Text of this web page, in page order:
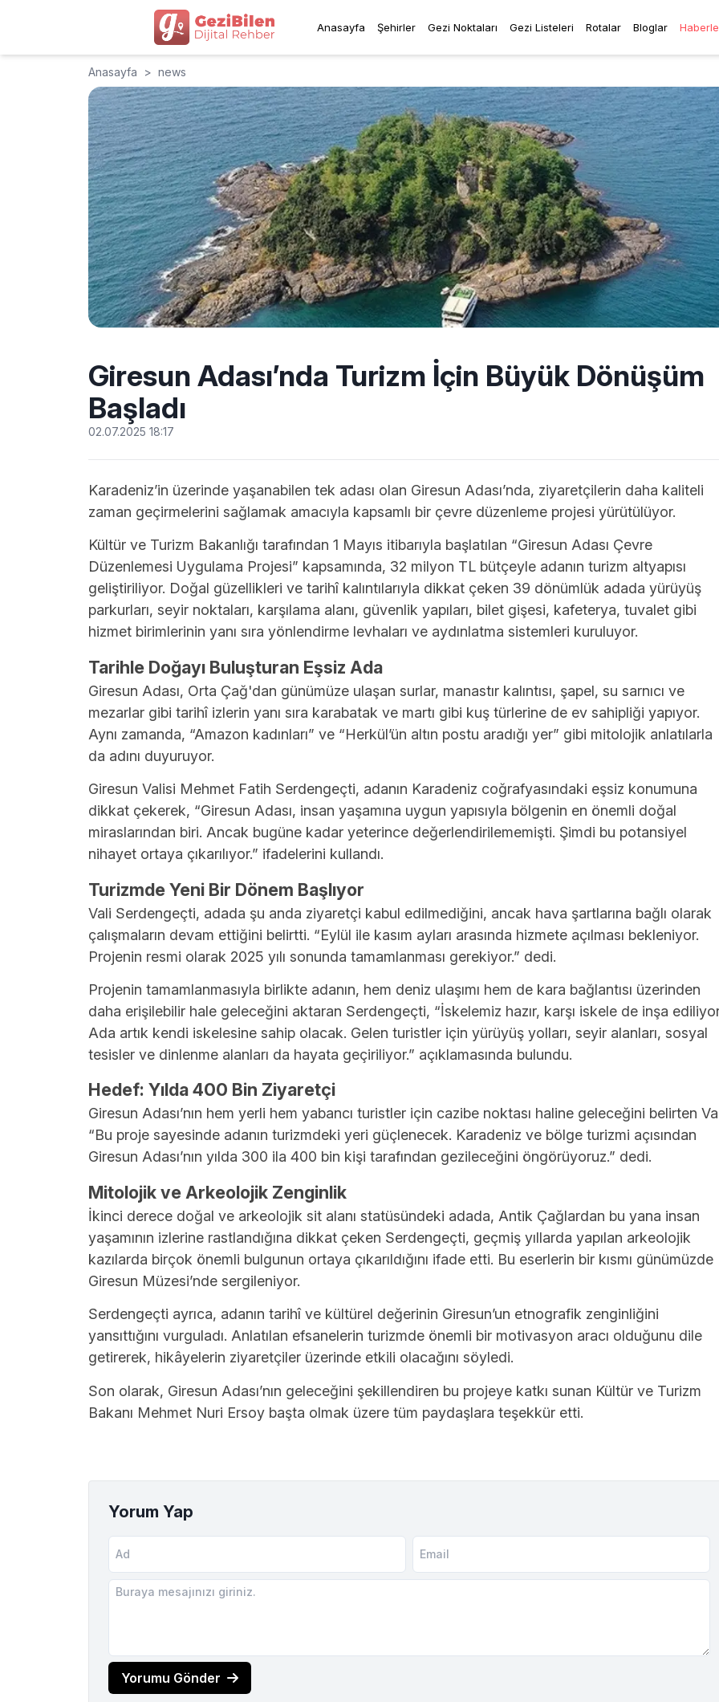
Anasayfa Şehirler Gezi Noktaları Gezi Listeleri Rotalar Bloglar
Anasayfa > news
Giresun Adası’nda Turizm İçin Büyük Dönüşüm
Başladı
02.07.2025 18:17
Karadeniz’in üzerinde yaşanabilen tek adası olan Giresun Adası’nda, ziyaretçilerin daha kaliteli
zaman geçirmelerini sağlamak amacıyla kapsamlı bir çevre düzenleme projesi yürütülüyor.
Kültür ve Turizm Bakanlığı tarafından 1 Mayıs itibarıyla başlatılan “Giresun Adası Çevre
Düzenlemesi Uygulama Projesi” kapsamında, 32 milyon TL bütçeyle adanın turizm altyapısı
geliştiriliyor. Doğal güzellikleri ve tarihî kalıntılarıyla dikkat çeken 39 dönümlük adada yürüyüş
parkurları, seyir noktaları, karşılama alanı, güvenlik yapıları, bilet gişesi, kafeterya, tuvalet gibi
hizmet birimlerinin yanı sıra yönlendirme levhaları ve aydınlatma sistemleri kuruluyor.
Tarihle Doğayı Buluşturan Eşsiz Ada
Giresun Adası, Orta Çağ'dan günümüze ulaşan surlar, manastır kalıntısı, şapel, su sarnıcı ve
mezarlar gibi tarihî izlerin yanı sıra karabatak ve martı gibi kuş türlerine de ev sahipliği yapıyor.
Aynı zamanda, “Amazon kadınları” ve “Herkül’ün altın postu aradığı yer” gibi mitolojik anlatılarla
da adını duyuruyor.
Giresun Valisi Mehmet Fatih Serdengeçti, adanın Karadeniz coğrafyasındaki eşsiz konumuna
dikkat çekerek, “Giresun Adası, insan yaşamına uygun yapısıyla bölgenin en önemli doğal
miraslarından biri. Ancak bugüne kadar yeterince değerlendirilememişti. Şimdi bu potansiyel
nihayet ortaya çıkarılıyor.” ifadelerini kullandı.
Turizmde Yeni Bir Dönem Başlıyor
Vali Serdengeçti, adada şu anda ziyaretçi kabul edilmediğini, ancak hava şartlarına bağlı olarak
çalışmaların devam ettiğini belirtti. “Eylül ile kasım ayları arasında hizmete açılması bekleniyor.
Projenin resmi olarak 2025 yılı sonunda tamamlanması gerekiyor.” dedi.
Projenin tamamlanmasıyla birlikte adanın, hem deniz ulaşımı hem de kara bağlantısı üzerinden
daha erişilebilir hale geleceğini aktaran Serdengeçti, “İskelemiz hazır, karşı iskele de inşa
Ada artık kendi iskelesine sahip olacak. Gelen turistler için yürüyüş yolları, seyir alanları, sosyal
tesisler ve dinlenme alanları da hayata geçiriliyor.” açıklamasında bulundu.
Hedef: Yılda 400 Bin Ziyaretçi
Giresun Adası’nın hem yerli hem yabancı turistler için cazibe noktası haline geleceğini belirten
“Bu proje sayesinde adanın turizmdeki yeri güçlenecek. Karadeniz ve bölge turizmi açısından
Giresun Adası’nın yılda 300 ila 400 bin kişi tarafından gezileceğini öngörüyoruz.” dedi.
Mitolojik ve Arkeolojik Zenginlik
İkinci derece doğal ve arkeolojik sit alanı statüsündeki adada, Antik Çağlardan bu yana insan
yaşamının izlerine rastlandığına dikkat çeken Serdengeçti, geçmiş yıllarda yapılan arkeolojik
kazılarda birçok önemli bulgunun ortaya çıkarıldığını ifade etti. Bu eserlerin bir kısmı günümüzde
Giresun Müzesi’nde sergileniyor.
Serdengeçti ayrıca, adanın tarihî ve kültürel değerinin Giresun’un etnografik zenginliğini
yansıttığını vurguladı. Anlatılan efsanelerin turizmde önemli bir motivasyon aracı olduğunu dile
getirerek, hikâyelerin ziyaretçiler üzerinde etkili olacağını söyledi.
Son olarak, Giresun Adası’nın geleceğini şekillendiren bu projeye katkı sunan Kültür ve Turizm
Bakanı Mehmet Nuri Ersoy başta olmak üzere tüm paydaşlara teşekkür etti.
Yorum Yap
Yorumu Gönder